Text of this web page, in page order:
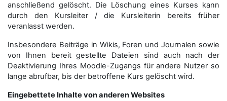
anschließend gelöscht. Die Löschung eines Kurses kann
durch den Kursleiter / die Kursleiterin bereits früher
veranlasst werden.
Insbesondere Beiträge in Wikis, Foren und Journalen sowie
von Ihnen bereit gestellte Dateien sind auch nach der
Deaktivierung Ihres Moodle-Zugangs für andere Nutzer so
lange abrufbar, bis der betroffene Kurs gelöscht wird.
Eingebettete Inhalte von anderen Websites